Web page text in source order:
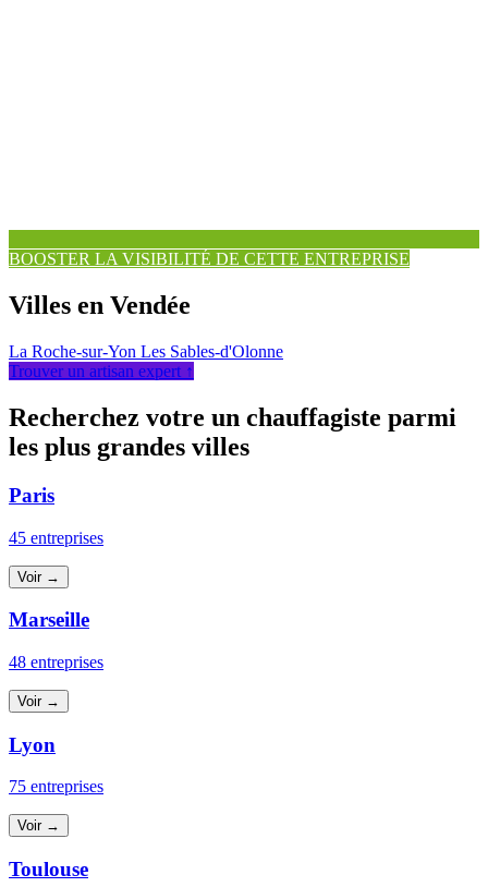
BOOSTER LA VISIBILITÉ DE CETTE ENTREPRISE
Villes en Vendée
La Roche-sur-Yon Les Sables-d'Olonne
Trouver un artisan expert ↑
Recherchez votre un chauffagiste parmi
les plus grandes villes
Paris
45 entreprises
Voir →
Marseille
48 entreprises
Voir →
Lyon
75 entreprises
Voir →
Toulouse